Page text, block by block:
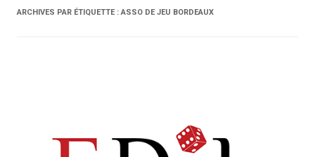
ARCHIVES PAR ÉTIQUETTE : ASSO DE JEU BORDEAUX